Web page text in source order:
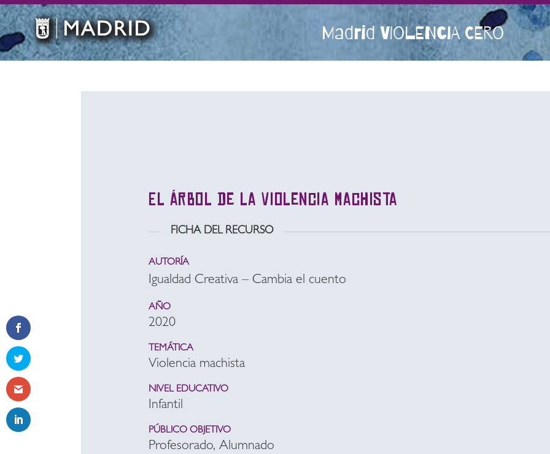
Madrid VIOLENCIA CERO
El árbol de la violencia machista
FICHA DEL RECURSO
AUTORÍA
Igualdad Creativa – Cambia el cuento
AÑO
2020
TEMÁTICA
Violencia machista
NIVEL EDUCATIVO
Infantil
PÚBLICO OBJETIVO
Profesorado, Alumnado